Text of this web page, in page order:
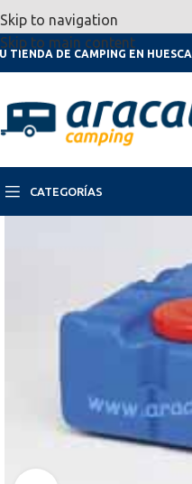
Skip to navigation
Skip to main content
TIENDA DE CAMPING EN HUESCA
CATEGORÍAS